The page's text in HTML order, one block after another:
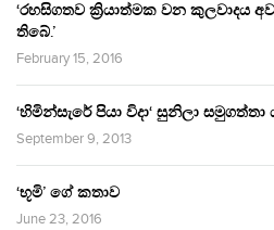
‘රහසිගතව ක්‍රියාත්මක වන කුලවාදය
තිබේ.’
February 15, 2016
‘හිමින්සැරේ පියා විදා‘ සුනිලා සමුගත්තා
September 9, 2013
‘භූමි’ ගේ කතාව
June 23, 2016